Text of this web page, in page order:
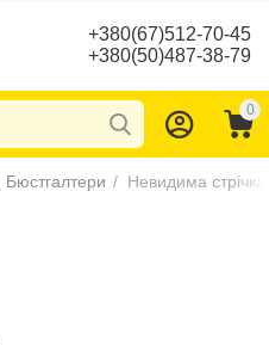
+380(67)512-70-45
+380(50)487-38-79
0
Бюстгалтери /